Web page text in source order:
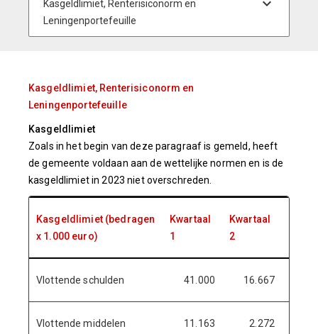
Kasgeldlimiet, Renterisiconorm en
Leningenportefeuille
Kasgeldlimiet
Zoals in het begin van deze paragraaf is gemeld, heeft
de gemeente voldaan aan de wettelijke normen en is de
kasgeldlimiet in 2023 niet overschreden.
Kasgeldlimiet (bedragen
x 1.000 euro)
Kwartaal
1
Kwartaal
2
Vlottende schulden 41.000 16.667
Vlottende middelen 11.163 2.272